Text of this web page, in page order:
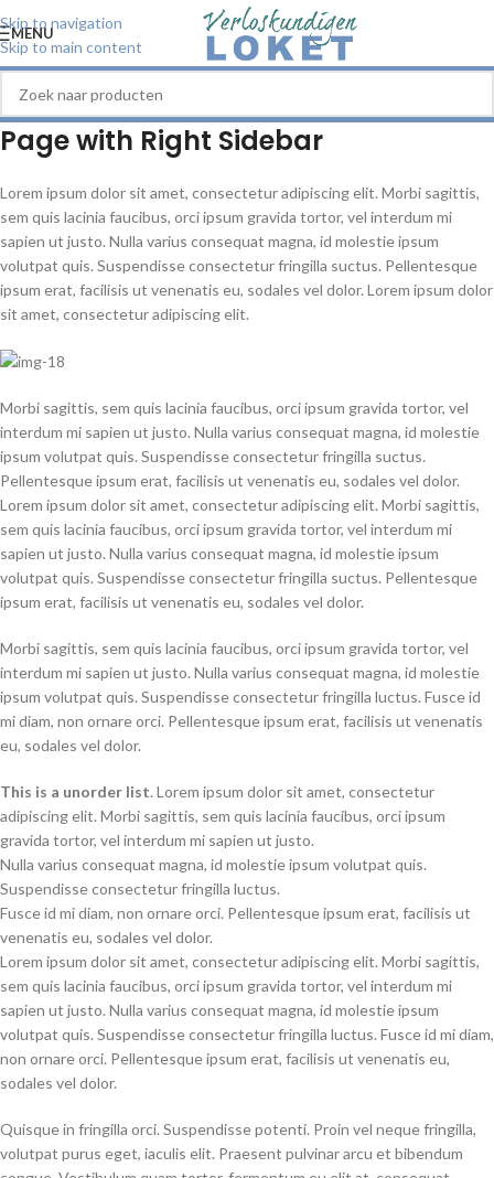
Skip to navigation
Skip to main content
MENU
Page with Right Sidebar
Lorem ipsum dolor sit amet, consectetur adipiscing elit. Morbi sagittis,
sem quis lacinia faucibus, orci ipsum gravida tortor, vel interdum mi
sapien ut justo. Nulla varius consequat magna, id molestie ipsum
volutpat quis. Suspendisse consectetur fringilla suctus. Pellentesque
ipsum erat, facilisis ut venenatis eu, sodales vel dolor. Lorem ipsum dolor
sit amet, consectetur adipiscing elit.
Morbi sagittis, sem quis lacinia faucibus, orci ipsum gravida tortor, vel
interdum mi sapien ut justo. Nulla varius consequat magna, id molestie
ipsum volutpat quis. Suspendisse consectetur fringilla suctus.
Pellentesque ipsum erat, facilisis ut venenatis eu, sodales vel dolor.
Lorem ipsum dolor sit amet, consectetur adipiscing elit. Morbi sagittis,
sem quis lacinia faucibus, orci ipsum gravida tortor, vel interdum mi
sapien ut justo. Nulla varius consequat magna, id molestie ipsum
volutpat quis. Suspendisse consectetur fringilla suctus. Pellentesque
ipsum erat, facilisis ut venenatis eu, sodales vel dolor.
Morbi sagittis, sem quis lacinia faucibus, orci ipsum gravida tortor, vel
interdum mi sapien ut justo. Nulla varius consequat magna, id molestie
ipsum volutpat quis. Suspendisse consectetur fringilla luctus. Fusce id
mi diam, non ornare orci. Pellentesque ipsum erat, facilisis ut venenatis
eu, sodales vel dolor.
This is a unorder list. Lorem ipsum dolor sit amet, consectetur
adipiscing elit. Morbi sagittis, sem quis lacinia faucibus, orci ipsum
gravida tortor, vel interdum mi sapien ut justo.
Nulla varius consequat magna, id molestie ipsum volutpat quis.
Suspendisse consectetur fringilla luctus.
Fusce id mi diam, non ornare orci. Pellentesque ipsum erat, facilisis ut
venenatis eu, sodales vel dolor.
Lorem ipsum dolor sit amet, consectetur adipiscing elit. Morbi sagittis,
sem quis lacinia faucibus, orci ipsum gravida tortor, vel interdum mi
sapien ut justo. Nulla varius consequat magna, id molestie ipsum
volutpat quis. Suspendisse consectetur fringilla luctus. Fusce id mi diam,
non ornare orci. Pellentesque ipsum erat, facilisis ut venenatis eu,
sodales vel dolor.
Quisque in fringilla orci. Suspendisse potenti. Proin vel neque fringilla,
volutpat purus eget, iaculis elit. Praesent pulvinar arcu et bibendum